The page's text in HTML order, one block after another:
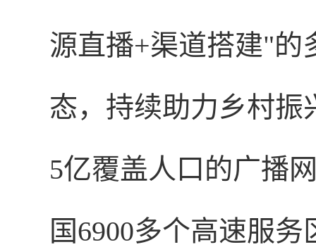
源直播+渠道搭建"的
态，持续助力乡村振
5亿覆盖人口的广播
国6900多个高速服